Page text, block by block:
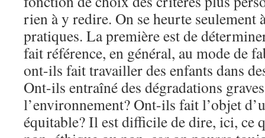
rien à y redire. On se heurte seulement
pratiques. La première est de
fait référence, en général, au mode de
ont-ils fait travailler des enfants dans
Ont-ils entraîné des dégradations
l’environnement? Ont-ils fait l’objet
équitable? Il est difficile de dire, ici, ce